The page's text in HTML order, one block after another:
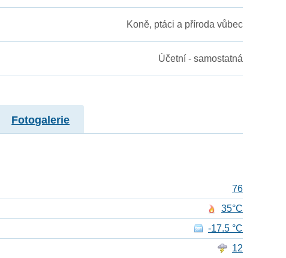
Koně, ptáci a příroda vůbec
Účetní - samostatná
Fotogalerie
76
35°C
-17.5 °C
12